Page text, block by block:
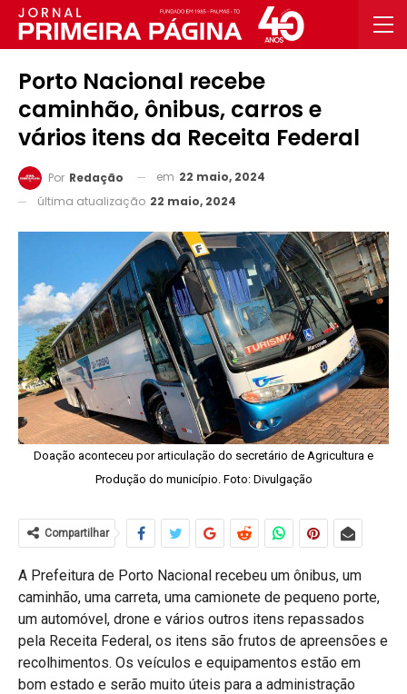
Porto Nacional recebe
caminhão, ônibus, carros e
vários itens da Receita Federal
Por Redação em 22 maio, 2024
última atualização 22 maio, 2024
Doação aconteceu por articulação do secretário de Agricultura e
Produção do município. Foto: Divulgação
Compartilhar
A Prefeitura de Porto Nacional recebeu um ônibus, um
caminhão, uma carreta, uma camionete de pequeno porte,
um automóvel, drone e vários outros itens repassados
pela Receita Federal, os itens são frutos de apreensões e
recolhimentos. Os veículos e equipamentos estão em
bom estado e serão muito úteis para a administração